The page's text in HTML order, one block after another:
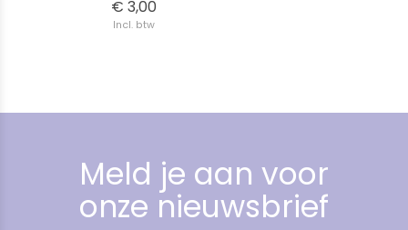
€ 3,00
Incl. btw
Meld je aan voor
onze nieuwsbrief